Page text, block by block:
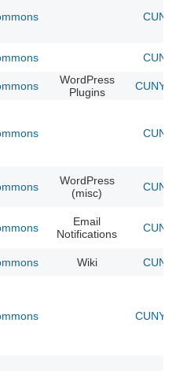
WordPress
Plugins
CUNY
WordPress
(misc)
Email
Notifications
Wiki
CUNY